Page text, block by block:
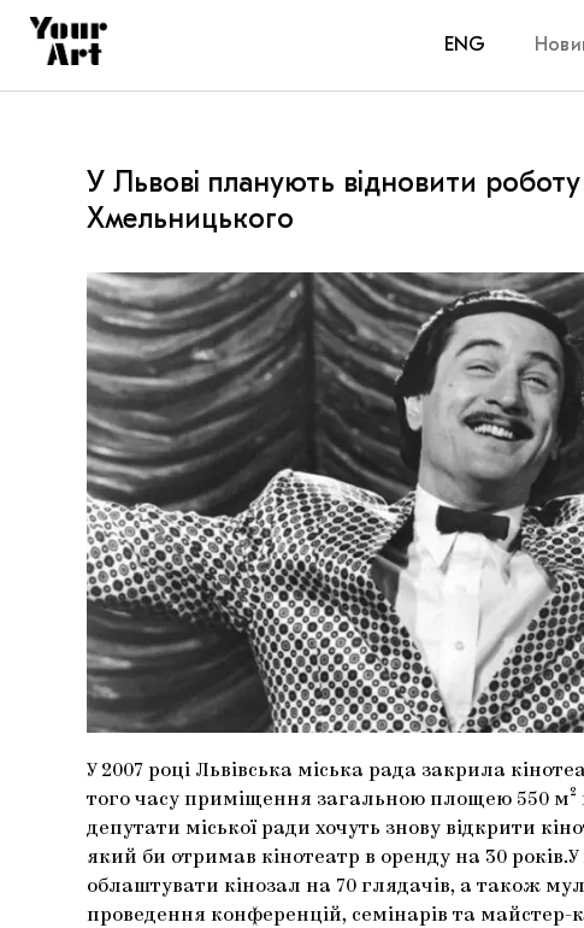
ENG
У Львові планують відновити роботу
Хмельницького
У 2007 році Львівська міська рада закрила
того часу приміщення загальною площею 550 м²
депутати міської ради хочуть знову відкрити
який би отримав кінотеатр в оренду на 30 років.У
облаштувати кінозал на 70 глядачів, а також
проведення конференцій, семінарів та майстер-